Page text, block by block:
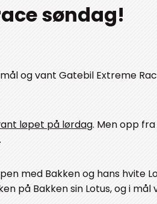
søndag!
og vant Gatebil Extreme
løpet på lørdag. Men opp
med Bakken og hans hvite
på Bakken sin Lotus, og i